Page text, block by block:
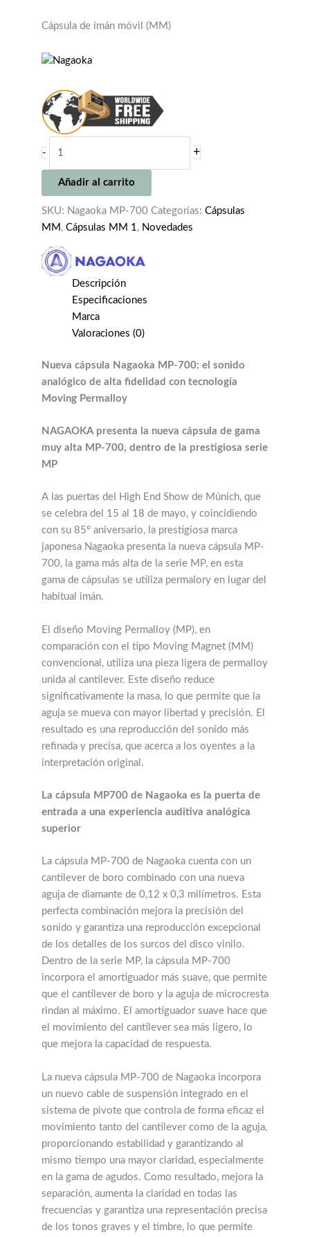
Cápsula de imán móvil (MM)
-
700
cantidad
+
Añadir al carrito
SKU: Nagaoka MP-700 Categorías: Cápsulas
MM , Cápsulas MM 1, Novedades
Descripción
Especificaciones
Marca
Valoraciones (0)
Nueva cápsula Nagaoka MP-700: el sonido
analógico de alta fidelidad con tecnología
Moving Permalloy
NAGAOKA presenta la nueva cápsula de gama
muy alta MP-700, dentro de la prestigiosa serie
MP
A las puertas del High End Show de Múnich, que
se celebra del 15 al 18 de mayo, y coincidiendo
con su 85º aniversario, la prestigiosa marca
japonesa Nagaoka presenta la nueva cápsula MP-
700, la gama más alta de la serie MP, en esta
gama de cápsulas se utiliza permalory en lugar del
habitual imán.
El diseño Moving Permalloy (MP), en
comparación con el tipo Moving Magnet (MM)
convencional, utiliza una pieza ligera de permalloy
unida al cantilever. Este diseño reduce
significativamente la masa, lo que permite que la
aguja se mueva con mayor libertad y precisión. El
resultado es una reproducción del sonido más
refinada y precisa, que acerca a los oyentes a la
interpretación original.
La cápsula MP700 de Nagaoka es la puerta de
entrada a una experiencia auditiva analógica
superior
La cápsula MP-700 de Nagaoka cuenta con un
cantilever de boro combinado con una nueva
aguja de diamante de 0,12 x 0,3 milímetros. Esta
perfecta combinación mejora la precisión del
sonido y garantiza una reproducción excepcional
de los detalles de los surcos del disco vinilo.
Dentro de la serie MP, la cápsula MP-700
incorpora el amortiguador más suave, que permite
que el cantilever de boro y la aguja de microcresta
rindan al máximo. El amortiguador suave hace que
el movimiento del cantilever sea más ligero, lo
que mejora la capacidad de respuesta.
La nueva cápsula MP-700 de Nagaoka incorpora
un nuevo cable de suspensión integrado en el
sistema de pivote que controla de forma eficaz el
movimiento tanto del cantilever como de la aguja,
proporcionando estabilidad y garantizando al
mismo tiempo una mayor claridad, especialmente
en la gama de agudos. Como resultado, mejora la
separación, aumenta la claridad en todas las
frecuencias y garantiza una representación precisa
de los tonos graves y el timbre, lo que permite